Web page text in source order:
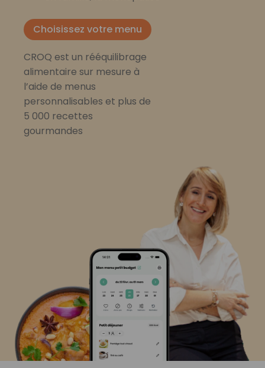
Choisissez votre menu
CROQ est un rééquilibrage
alimentaire sur mesure à
l’aide de menus
personnalisables et plus de
5 000 recettes
gourmandes